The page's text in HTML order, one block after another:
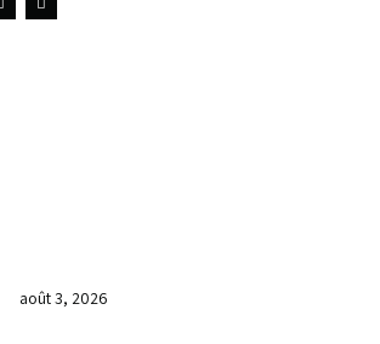
août 3, 2026